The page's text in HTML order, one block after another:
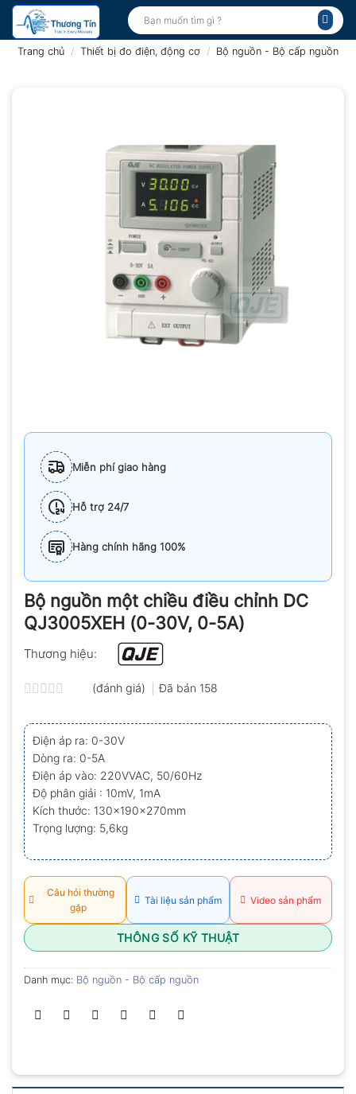
Bỏ
qua
Tìm
kiếm:
Trang chủ / Thiết bị đo điện, động cơ / Bộ nguồn - Bộ cấp nguồn
Miễn phí giao hàng
Hỗ trợ 24/7
Hàng chính hãng 100%
Bộ nguồn một chiều điều chỉnh DC
QJ3005XEH (0-30V, 0-5A)
Thương hiệu:
xếp
hạng
0.0
5
sao
(đánh giá) Đã bán 158
Điện áp ra: 0-30V
Dòng ra: 0-5A
Điện áp vào: 220VVAC, 50/60Hz
Độ phân giải : 10mV, 1mA
Kích thước: 130x190x270mm
Trọng lượng: 5,6kg
Câu hỏi thường
gặp
Tài liệu sản phẩm Video sản phẩm
THÔNG SỐ KỸ THUẬT
Danh mục: Bộ nguồn - Bộ cấp nguồn